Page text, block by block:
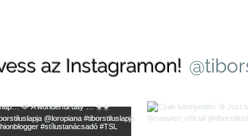
az Instagramon!